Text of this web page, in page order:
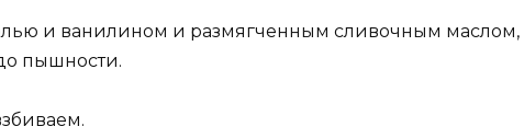
и ванилином и размягченным сливочным маслом,
пышности.